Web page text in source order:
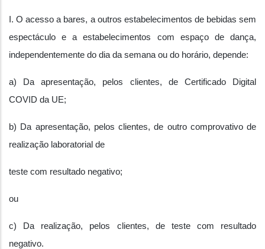
I. O acesso a bares, a outros estabelecimentos de bebidas sem
espectáculo e a estabelecimentos com espaço de dança,
independentemente do dia da semana ou do horário, depende:
a) Da apresentação, pelos clientes, de Certificado Digital
COVID da UE;
b) Da apresentação, pelos clientes, de outro comprovativo de
realização laboratorial de
teste com resultado negativo;
ou
c) Da realização, pelos clientes, de teste com resultado
negativo.